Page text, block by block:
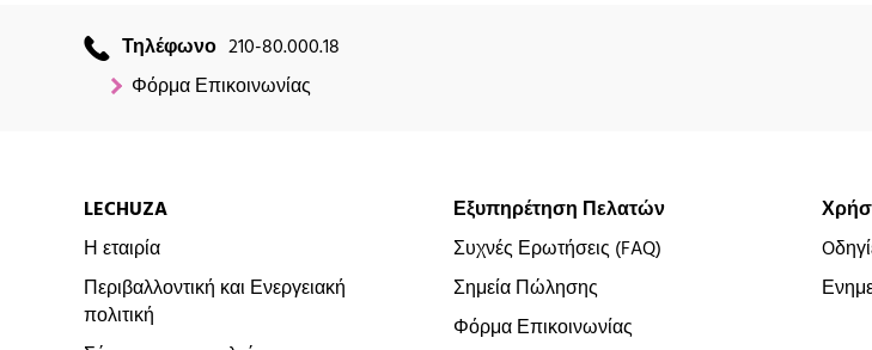
Τηλέφωνο 210-80.000.18
Φόρμα Επικοινωνίας
LECHUZA
Η εταιρία
Περιβαλλοντική και Ενεργειακή
πολιτική
Εξυπηρέτηση Πελατών
Συχνές Ερωτήσεις (FAQ)
Σημεία Πώλησης
Φόρμα Επικοινωνίας